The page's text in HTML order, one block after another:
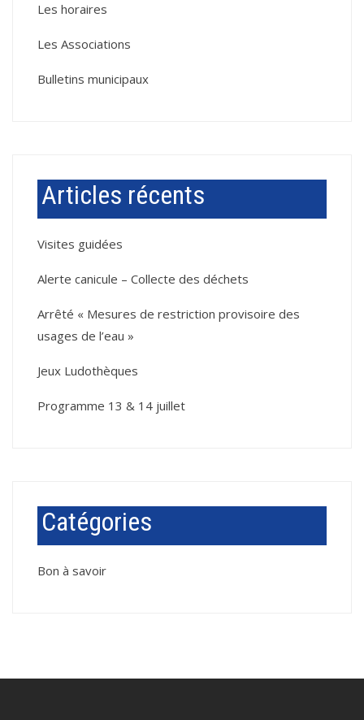
Les horaires
Les Associations
Bulletins municipaux
Articles récents
Visites guidées
Alerte canicule – Collecte des déchets
Arrêté « Mesures de restriction provisoire des
usages de l’eau »
Jeux Ludothèques
Programme 13 & 14 juillet
Catégories
Bon à savoir